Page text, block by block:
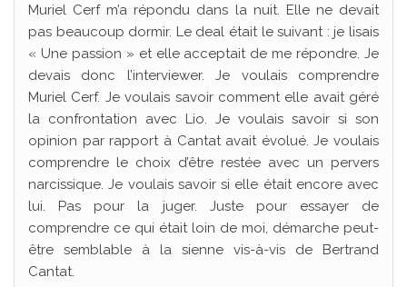
Muriel Cerf m’a répondu dans la nuit. Elle ne devait
pas beaucoup dormir. Le deal était le suivant : je lisais
« Une passion » et elle acceptait de me répondre. Je
devais donc l’interviewer. Je voulais comprendre
Muriel Cerf. Je voulais savoir comment elle avait géré
la confrontation avec Lio. Je voulais savoir si son
opinion par rapport à Cantat avait évolué. Je voulais
comprendre le choix d’être restée avec un pervers
narcissique. Je voulais savoir si elle était encore avec
lui. Pas pour la juger. Juste pour essayer de
comprendre ce qui était loin de moi, démarche peut-
être semblable à la sienne vis-à-vis de Bertrand
Cantat.